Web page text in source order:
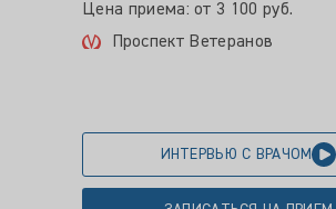
Цена приема: от 3 100 руб.
Проспект Ветеранов
ИНТЕРВЬЮ С ВРАЧОМ